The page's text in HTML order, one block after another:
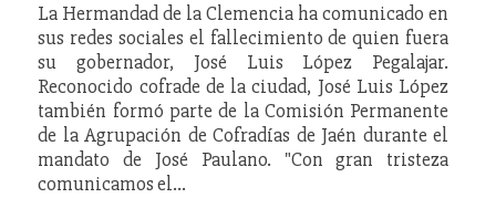
La Hermandad de la Clemencia ha comunicado en
sus redes sociales el fallecimiento de quien fuera
su gobernador, José Luis López Pegalajar.
Reconocido cofrade de la ciudad, José Luis López
también formó parte de la Comisión Permanente
de la Agrupación de Cofradías de Jaén durante el
mandato de José Paulano. "Con gran tristeza
comunicamos el…